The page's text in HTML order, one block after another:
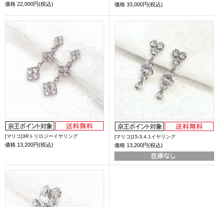
価格 22,000円(税込) 価格 33,000円(税込)
[マリコ]3Rトリロジーイヤリング
価格 13,200円(税込)
[マリコ]15-3.4.1イヤリング
価格 13,200円(税込)